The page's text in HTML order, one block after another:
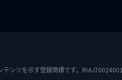
ンツを示す登録商標です。RIAJ70024001